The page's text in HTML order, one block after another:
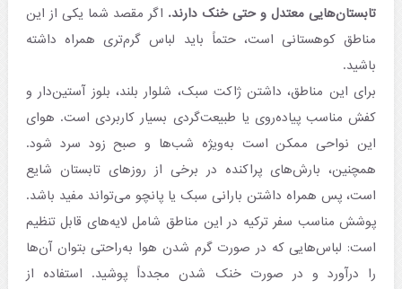
تابستان‌هایی معتدل و حتی خنک دارند. اگر مقصد شما یکی از این
مناطق کوهستانی است، حتماً باید لباس گرم‌تری همراه داشته
باشید.
برای این مناطق، داشتن ژاکت سبک، شلوار بلند، بلوز آستین‌دار و
کفش مناسب پیاده‌روی یا طبیعت‌گردی بسیار کاربردی است. هوای
این نواحی ممکن است به‌ویژه شب‌ها و صبح زود سرد شود.
همچنین، بارش‌های پراکنده در برخی از روزهای تابستان شایع
است، پس همراه داشتن بارانی سبک یا پانچو می‌تواند مفید باشد.
پوشش مناسب سفر ترکیه در این مناطق شامل لایه‌های قابل تنظیم
است: لباس‌هایی که در صورت گرم شدن هوا به‌راحتی بتوان آن‌ها
را درآورد و در صورت خنک شدن مجدداً پوشید. استفاده از